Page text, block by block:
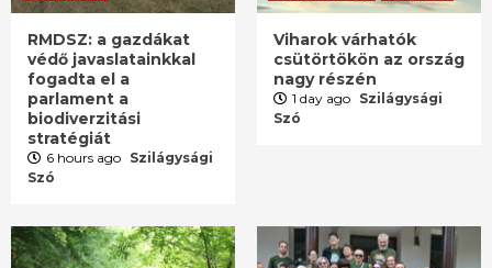
RMDSZ: a gazdákat
védő javaslatainkkal
fogadta el a
parlament a
biodiverzitási
stratégiát
6 hours ago Szilágysági
Szó
Viharok várhatók
csütörtökön az ország
nagy részén
1 day ago Szilágysági
Szó